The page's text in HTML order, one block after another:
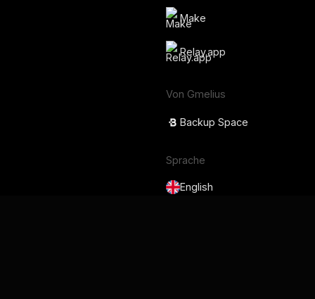
Make
Relay.app
Von Gmelius
Backup Space
Sprache
English